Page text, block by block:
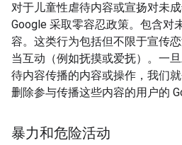
对于儿童性虐待内容或宣扬对未
Google 采取零容忍政策。包含对
容。这类行为包括但不限于宣传
当互动（例如抚摸或爱抚）。一
待内容传播的内容或操作，我们
删除参与传播这些内容的用户的
暴力和危险活动